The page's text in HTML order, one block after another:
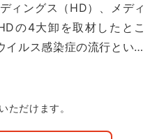
ィングス（HD）、メディ
の4大卸を取材したとこ
イルス感染症の流行とい…
ただけます。